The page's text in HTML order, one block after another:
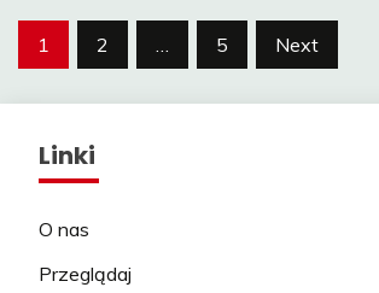
Posts
1 2 5 Next
Linki
O nas
Przeglądaj